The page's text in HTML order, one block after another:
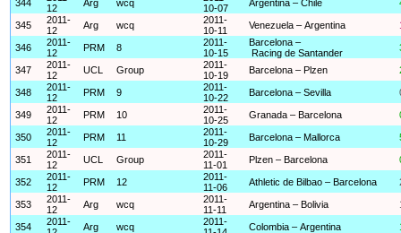
344
12
Arg wcq
10-07
Argentina – Chile
345
2011-
12
Arg wcq
2011-
10-11
Venezuela – Argentina
346
2011-
12
PRM 8
2011-
10-15
Barcelona –
Racing de Santander
347
2011-
12
UCL Group
2011-
10-19
Barcelona – Plzen
348
2011-
12
PRM 9
2011-
10-22
Barcelona – Sevilla
349
2011-
12
PRM 10
2011-
10-25
Granada – Barcelona
350
2011-
12
PRM 11
2011-
10-29
Barcelona – Mallorca
351
2011-
12
UCL Group
2011-
11-01
Plzen – Barcelona
352
2011-
12
PRM 12
2011-
11-06
Athletic de Bilbao – Barcelona
353
2011-
12
Arg wcq
2011-
11-11
Argentina – Bolivia
354
2011-
Arg wcq
2011-
Colombia – Argentina